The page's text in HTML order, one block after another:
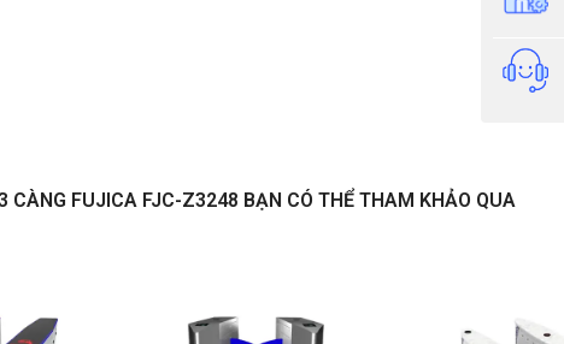
CÀNG FUJICA FJC-Z3248 BẠN CÓ THỂ THAM KHẢO QUA